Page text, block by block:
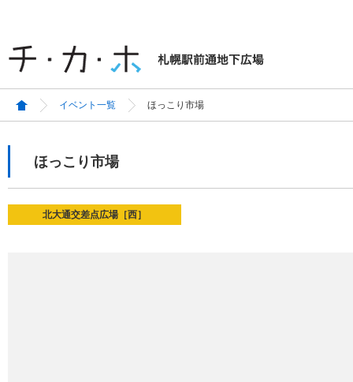
イベント一覧 ほっこり市場
ほっこり市場
北大通交差点広場［西］